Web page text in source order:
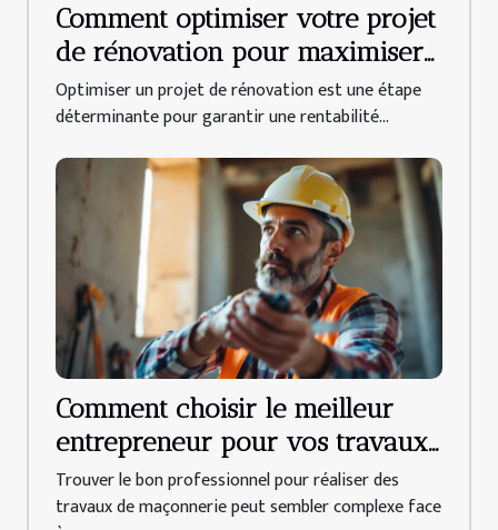
Comment optimiser votre projet
de rénovation pour maximiser
le ROI ?
Optimiser un projet de rénovation est une étape
déterminante pour garantir une rentabilité...
Comment choisir le meilleur
entrepreneur pour vos travaux
de maçonnerie ?
Trouver le bon professionnel pour réaliser des
travaux de maçonnerie peut sembler complexe face